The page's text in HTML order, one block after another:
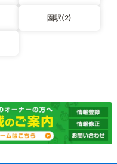
園駅(2)